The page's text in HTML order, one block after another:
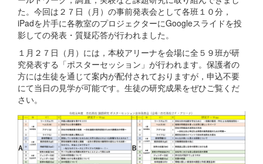
た。今回は２７日（月）の事前発表会として各班１０分，
iPadを片手に各教室のプロジェクターにGoogleスライドを投
影しての発表・質疑応答が行われました。
１月２７日（月）には，本校アリーナを会場に全５９班が研
究発表する「ポスターセッション」が行われます。保護者の
方には生徒を通じて案内が配付されておりますが，申込不要
にて当日の見学が可能です。生徒の研究成果をぜひご覧くだ
さい。